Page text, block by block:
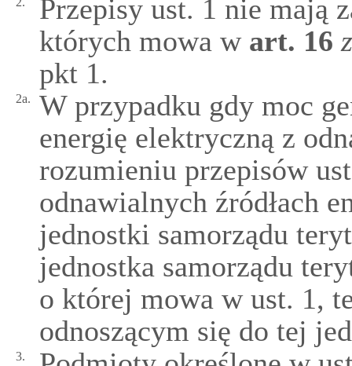
Przepisy ust. 1 nie mają
których mowa wart. 16
pkt 1.
2a.
W przypadku gdy moc
energię elektryczną z
rozumieniu przepisów
odnawialnych źródłach
jednostki samorządu
jednostka samorządu
o której mowa w ust. 1,
odnoszącym się do tej
3.